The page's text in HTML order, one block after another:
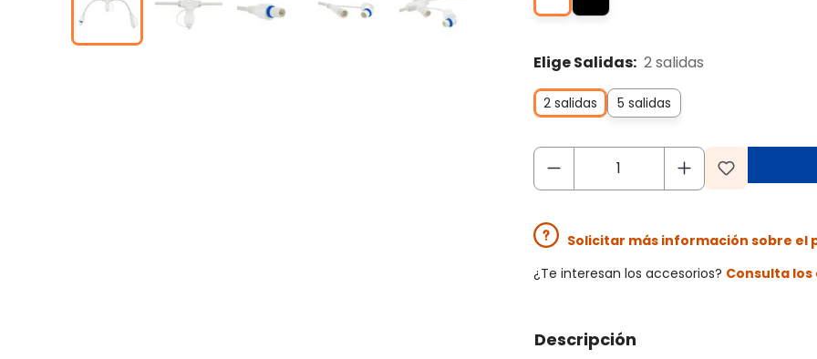
Elige Salidas: 2 salidas
2 salidas 5 salidas
Solicitar más información sobre el
¿Te interesan los accesorios? Consulta
Descripción